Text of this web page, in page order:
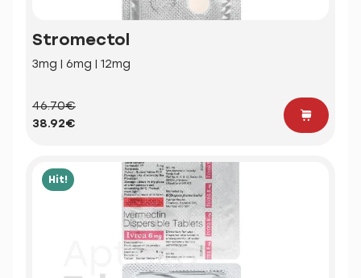
Stromectol
3mg | 6mg | 12mg
46.70€
38.92€
Hit!